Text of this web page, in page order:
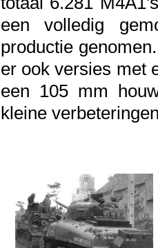
een volledig
productie
er ook versies met
een 105 mm
kleine